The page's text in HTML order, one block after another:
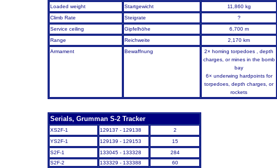
Loaded weight
Startgewicht
11,860 kg
Climb Rate
Steigrate
?
Service ceiling
Gipfelhöhe
6,700 m
Range
Reichweite
2,170 km
Armament
Bewaffnung
2× homing torpedoes , depth
charges, or mines in the bomb
bay
6× underwing hardpoints for
torpedoes, depth charges, or
rockets
Serials, Grumman S-2 Tracker
XS2F-1 129137 - 129138
2
YS2F-1
129139 - 129153
15
S2F-1
133045 - 133328
284
S2F-2
133329 - 133388
60